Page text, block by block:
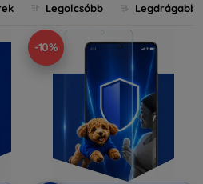
Legolcsóbb Legdrágabb
-10%